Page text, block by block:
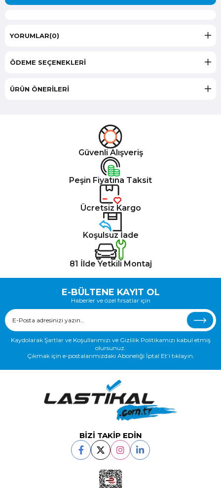
YORUMLAR(0)
ÖDEME SEÇENEKLERI
ÜRÜN ÖNERILERI
Güvenli Alışveriş
Peşin Fiyatına Taksit
Ücretsiz Kargo
Koşulsuz İade
81 İlde Yetkili Montaj
E-BÜLTENE KAYIT OL
Haberler ve özel fırsatlar için
Kaydolarak Şartlar ve Koşullarımızı ve Gizlilik Politikamızı kabul etmiş
olursunuz.
Çıkmak için e-postalarımızdaki Aboneliği İptal Et’i tıklayın.
BİZİ TAKİP EDİN